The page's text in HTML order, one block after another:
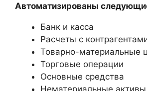
Автоматизированы
Банк и касса
Расчеты с
Товарно-материальные
Торговые операции
Основные средства
Нематериальные активы